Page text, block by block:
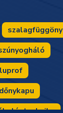
szalagfüggöny